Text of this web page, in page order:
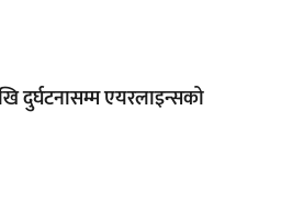
दुर्घटनासम्म एयरलाइन्सको